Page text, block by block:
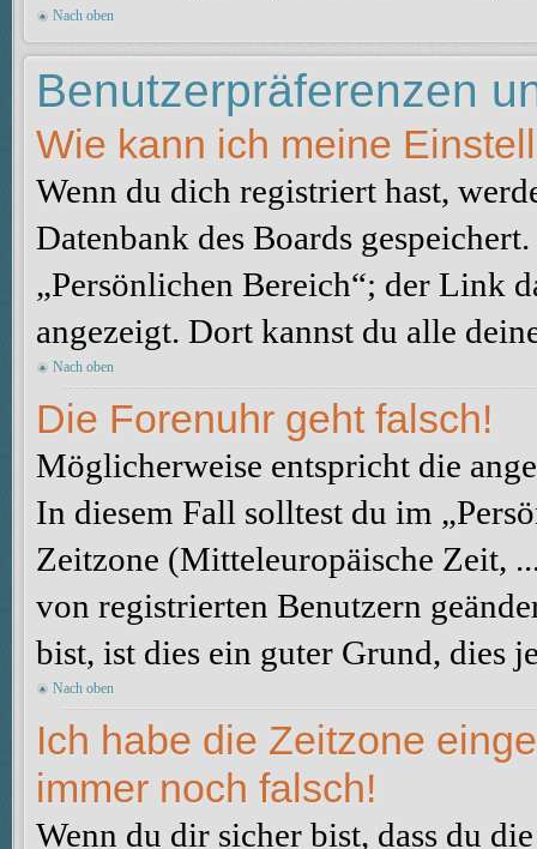
Nach oben
Benutzerpräferenzen
Wie kann ich meine
Wenn du dich registriert hast,
Datenbank des Boards
„Persönlichen Bereich“; der Link
angezeigt. Dort kannst du alle
Nach oben
Die Forenuhr geht falsch!
Möglicherweise entspricht die
In diesem Fall solltest du im
Zeitzone (Mitteleuropäische Zeit,
von registrierten Benutzern
bist, ist dies ein guter Grund, dies
Nach oben
Ich habe die Zeitzone
immer noch falsch!
Wenn du dir sicher bist, dass du